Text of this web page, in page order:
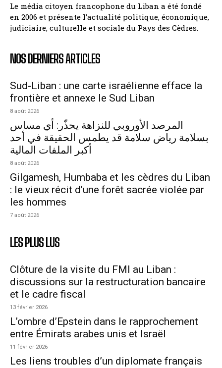
Le média citoyen francophone du Liban a été fondé
en 2006 et présente l’actualité politique, économique,
judiciaire, culturelle et sociale du Pays des Cèdres.
NOS DERNIERS ARTICLES
Sud-Liban : une carte israélienne efface la
frontière et annexe le Sud Liban
8 août 2026
المرصد الأوروبي للنزاهة يحذّر: أي مساس
بسلامة رياض سلامة قد يطمس الحقيقة في أحد
أكبر الملفات المالية
8 août 2026
Gilgamesh, Humbaba et les cèdres du Liban
: le vieux récit d’une forêt sacrée violée par
les hommes
7 août 2026
LES PLUS LUS
Clôture de la visite du FMI au Liban :
discussions sur la restructuration bancaire
et le cadre fiscal
13 février 2026
L’ombre d’Epstein dans le rapprochement
entre Émirats arabes unis et Israël
11 février 2026
Les liens troubles d’un diplomate français